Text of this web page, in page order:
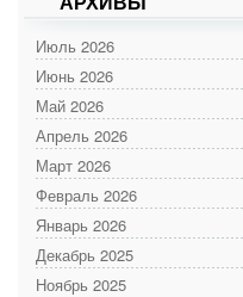
Июль 2026
Июнь 2026
Май 2026
Апрель 2026
Март 2026
Февраль 2026
Январь 2026
Декабрь 2025
Ноябрь 2025